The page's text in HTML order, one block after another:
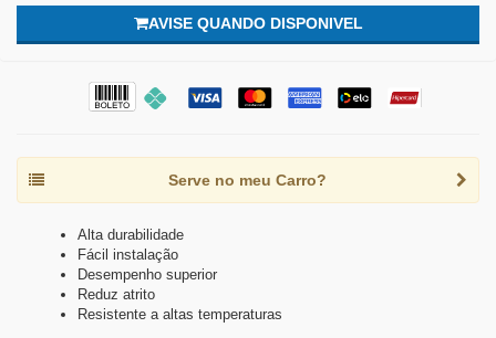
AVISE QUANDO DISPONIVEL
Serve no meu Carro?
Alta durabilidade
Fácil instalação
Desempenho superior
Reduz atrito
Resistente a altas temperaturas